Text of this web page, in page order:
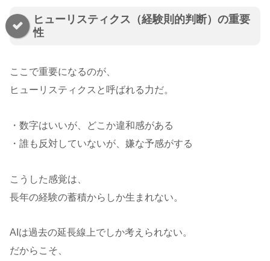
ヒューリスティクス（経験則的判断）の重要
性
ここで重要になるのが、
ヒューリスティクスと呼ばれる力だ。
・数字はいいが、どこか違和感がある
・誰も反対していないが、嫌な予感がする
こうした感覚は、
長年の経験の蓄積からしか生まれない。
AIは過去の延長線上でしか考えられない。
だからこそ、